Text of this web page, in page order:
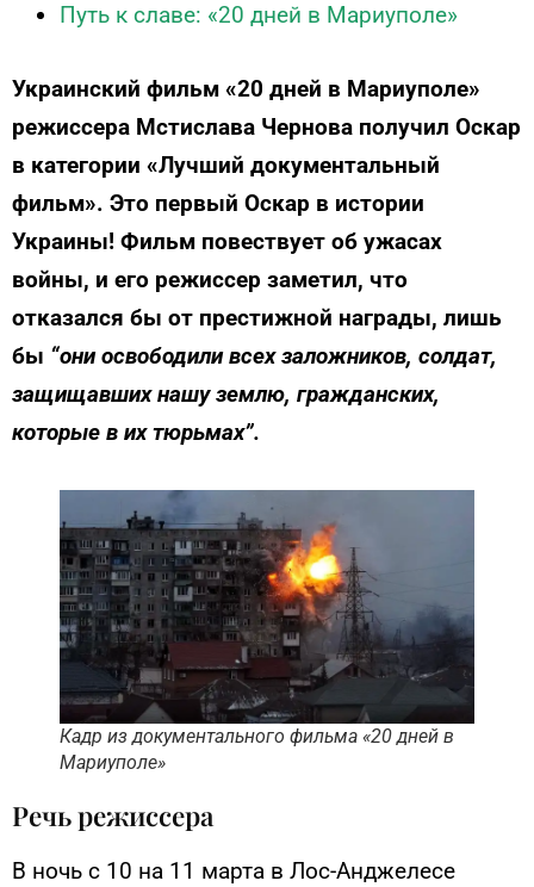
Путь к славе: «20 дней в Мариуполе»
Украинский фильм «20 дней в Мариуполе»
режиссера Мстислава Чернова получил Оскар
в категории «Лучший документальный
фильм». Это первый Оскар в истории
Украины! Фильм повествует об ужасах
войны, и его режиссер заметил, что
отказался бы от престижной награды, лишь
бы “они освободили всех заложников, солдат,
защищавших нашу землю, гражданских,
которые в их тюрьмах”.
Кадр из документального фильма «20 дней в
Мариуполе»
Речь режиссера
В ночь с 10 на 11 марта в Лос-Анджелесе